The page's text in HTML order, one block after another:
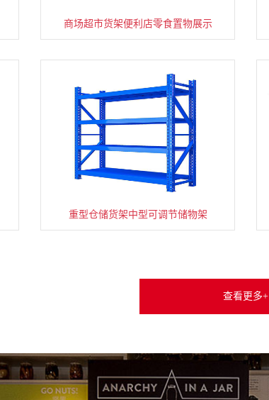
商场超市货架便利店零食置物展示
重型仓储货架中型可调节储物架
速装货架多层置物架
查看更多+